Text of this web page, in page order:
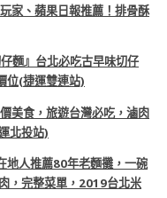
家、蘋果日報推薦！排骨酥
麵』台北必吃古早味切仔
位(捷運雙連站)
美食，旅遊台灣必吃，滷肉
北投站)
地人推薦80年老麵攤，一碗
，完整菜單，2019台北米